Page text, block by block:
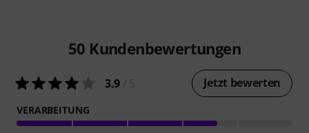
50 Kundenbewertungen
3.9 Jetzt bewerten
VERARBEITUNG